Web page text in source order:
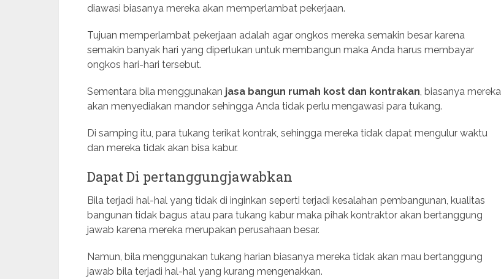
diawasi biasanya mereka akan memperlambat pekerjaan.
Tujuan memperlambat pekerjaan adalah agar ongkos mereka semakin besar karena
semakin banyak hari yang diperlukan untuk membangun maka Anda harus membayar
ongkos hari-hari tersebut.
Sementara bila menggunakan jasa bangun rumah kost dan kontrakan , biasanya mereka
akan menyediakan mandor sehingga Anda tidak perlu mengawasi para tukang.
Di samping itu, para tukang terikat kontrak, sehingga mereka tidak dapat mengulur waktu
dan mereka tidak akan bisa kabur.
Dapat Di pertanggungjawabkan
Bila terjadi hal-hal yang tidak di inginkan seperti terjadi kesalahan pembangunan, kualitas
bangunan tidak bagus atau para tukang kabur maka pihak kontraktor akan bertanggung
jawab karena mereka merupakan perusahaan besar.
Namun, bila menggunakan tukang harian biasanya mereka tidak akan mau bertanggung
jawab bila terjadi hal-hal yang kurang mengenakkan.